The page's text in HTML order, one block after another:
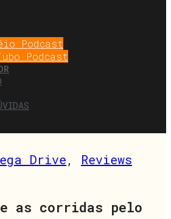
Podcast
Podcast
Drive, Reviews
e as corridas pelo